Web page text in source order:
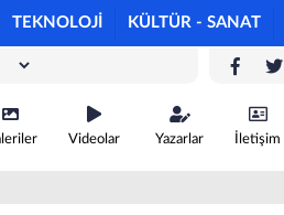
TEKNOLOJİ KÜLTÜR - SANAT
Videolar Yazarlar İletişim